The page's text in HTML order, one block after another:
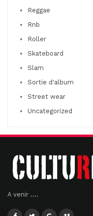
Reggae
Rnb
Roller
Skateboard
Slam
Sortie d'album
Street wear
Uncategorized
A venir ....